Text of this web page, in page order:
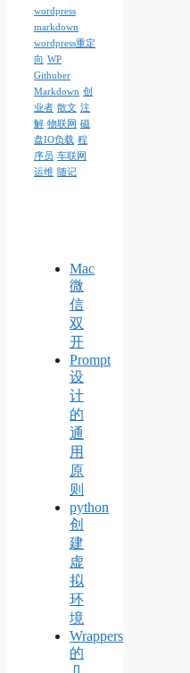
wordpress
markdown
wordpress重定
向 WP
Githuber
Markdown 创
业者 散文 注
解 物联网 磁
盘IO负载 程
序员 车联网
运维 随记
Mac
微
信
双
开
Prompt
设
计
的
通
用
原
则
python
创
建
虚
拟
环
境
Wrappers
的